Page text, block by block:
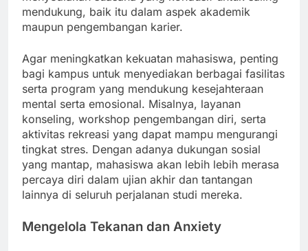
mendukung, baik itu dalam aspek akademik
maupun pengembangan karier.
Agar meningkatkan kekuatan mahasiswa, penting
bagi kampus untuk menyediakan berbagai fasilitas
serta program yang mendukung kesejahteraan
mental serta emosional. Misalnya, layanan
konseling, workshop pengembangan diri, serta
aktivitas rekreasi yang dapat mampu mengurangi
tingkat stres. Dengan adanya dukungan sosial
yang mantap, mahasiswa akan lebih lebih merasa
percaya diri dalam ujian akhir dan tantangan
lainnya di seluruh perjalanan studi mereka.
Mengelola Tekanan dan Anxiety